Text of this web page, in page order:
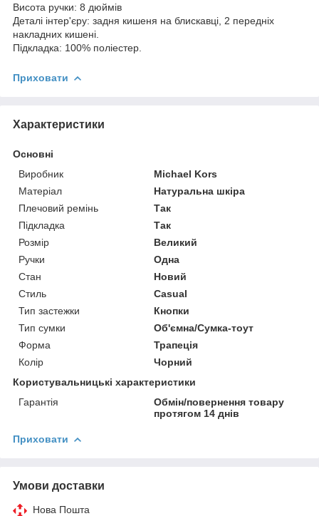
Висота ручки: 8 дюймів
Деталі інтер'єру: задня кишеня на блискавці, 2 передніх
накладних кишені.
Підкладка: 100% поліестер.
Приховати
Характеристики
Основні
Виробник
Michael Kors
Матеріал
Натуральна шкіра
Плечовий ремінь
Так
Підкладка
Так
Розмір
Великий
Ручки
Одна
Стан
Новий
Стиль
Casual
Тип застежки
Кнопки
Тип сумки
Об'ємна/Сумка-тоут
Форма
Трапеція
Колір
Чорний
Користувальницькі характеристики
Гарантія
Обмін/повернення товару
протягом 14 днів
Приховати
Умови доставки
Нова Пошта